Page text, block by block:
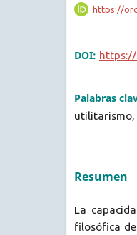
https://
DOI: https://
Palabras
utilitarismo,
Resumen
La
filosófica